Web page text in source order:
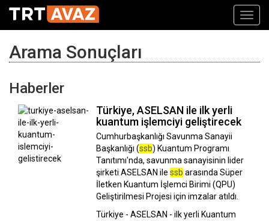
Arama Sonuçları
Haberler
Türkiye, ASELSAN ile ilk yerli
kuantum işlemciyi geliştirecek
Cumhurbaşkanlığı Savunma Sanayii
Başkanlığı (ssb) Kuantum Programı
Tanıtımı'nda, savunma sanayisinin lider
şirketi ASELSAN ile ssb arasında Süper
İletken Kuantum İşlemci Birimi (QPU)
Geliştirilmesi Projesi için imzalar atıldı.
Türkiye - ASELSAN - ilk yerli Kuantum